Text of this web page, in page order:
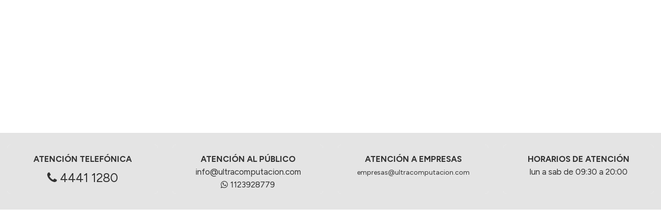
ATENCIÓN TELEFÓNICA
4441 1280
ATENCIÓN AL PÚBLICO
info@ultracomputacion.com
1123928779
ATENCIÓN A EMPRESAS
empresas@ultracomputacion.com
HORARIOS DE ATENCIÓN
lun a sab de 09:30 a 20:00